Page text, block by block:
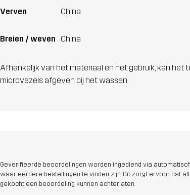
Verven China
Breien / weven China
Afhankelijk van het materiaal en het gebruik, kan het
microvezels afgeven bij het wassen.
Geverifieerde beoordelingen worden ingediend via
waar eerdere bestellingen te vinden zijn. Dit zorgt ervoor dat
gekocht een beoordeling kunnen achterlaten.